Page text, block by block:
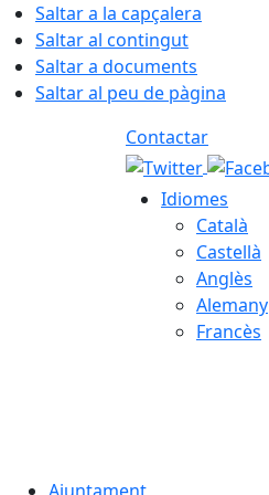
Saltar a la capçalera
Saltar al contingut
Saltar a documents
Saltar al peu de pàgina
Contactar
Idiomes
Català
Castellà
Anglès
Alemany
Francès